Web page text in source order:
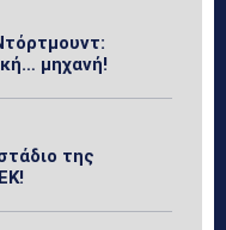
μηχανή!
της